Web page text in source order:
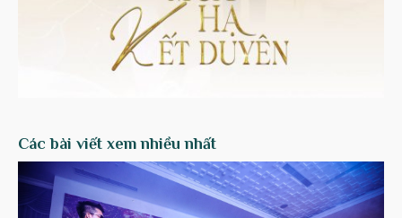
Các bài viết xem nhiều nhất